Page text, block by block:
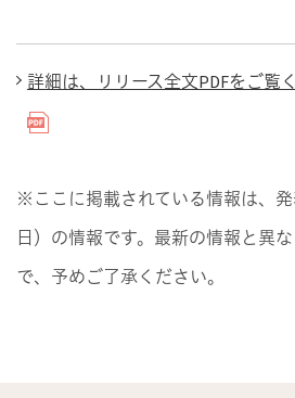
詳細は、リリース全文PDFをご覧
※ここに掲載されている情報は、発
日）の情報です。最新の情報と異
で、予めご了承ください。